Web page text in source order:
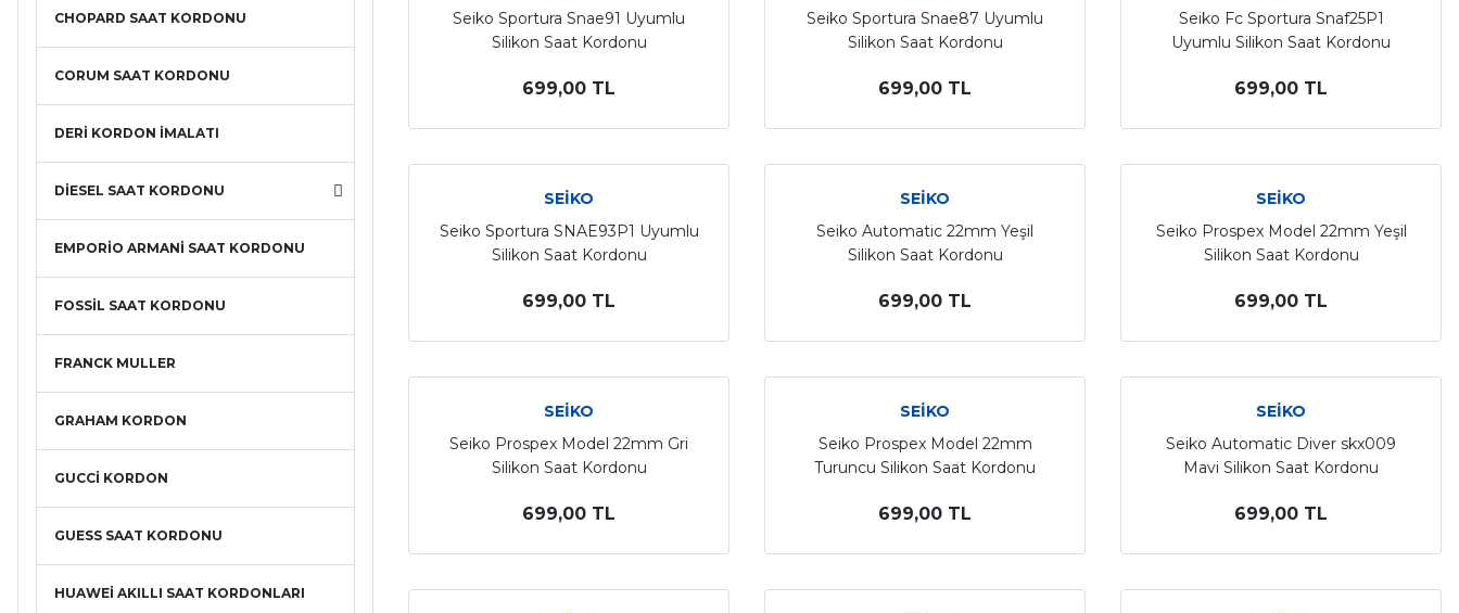
CHOPARD SAAT KORDONU
CORUM SAAT KORDONU
DERİ KORDON İMALATI
DİESEL SAAT KORDONU
EMPORİO ARMANİ SAAT KORDONU
FOSSİL SAAT KORDONU
FRANCK MULLER
GRAHAM KORDON
GUCCİ KORDON
GUESS SAAT KORDONU
HUAWEİ AKILLI SAAT KORDONLARI
Seiko Sportura Snae91 Uyumlu
Silikon Saat Kordonu
699,00 TL
Seiko Sportura Snae87 Uyumlu
Silikon Saat Kordonu
699,00 TL
Seiko Fc Sportura Snaf25P1
Uyumlu Silikon Saat Kordonu
699,00 TL
SEİKO
Seiko Sportura SNAE93P1 Uyumlu
Silikon Saat Kordonu
699,00 TL
SEİKO
Seiko Automatic 22mm Yeşil
Silikon Saat Kordonu
699,00 TL
SEİKO
Seiko Prospex Model 22mm Yeşil
Silikon Saat Kordonu
699,00 TL
SEİKO
Seiko Prospex Model 22mm Gri
Silikon Saat Kordonu
699,00 TL
SEİKO
Seiko Prospex Model 22mm
Turuncu Silikon Saat Kordonu
699,00 TL
SEİKO
Seiko Automatic Diver skx009
Mavi Silikon Saat Kordonu
699,00 TL